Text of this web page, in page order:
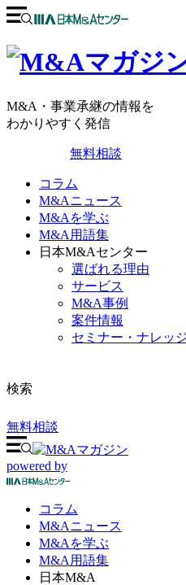
M&A・事業承継の情報を
わかりやすく発信
無料相談
コラム
M&Aニュース
M&Aを学ぶ
M&A用語集
日本M&Aセンター
選ばれる理由
サービス
M&A事例
案件情報
セミナー・ナレッ
検索
無料相談
powered by
コラム
M&Aニュース
M&Aを学ぶ
M&A 用語集
日本M&A